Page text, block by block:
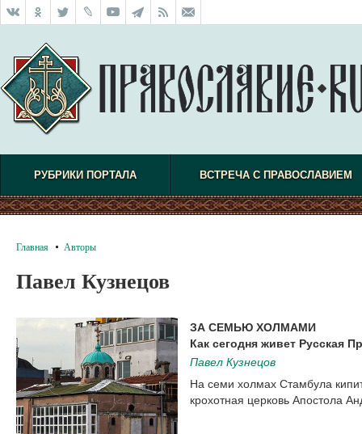
РУБРИКИ ПОРТАЛА ВСТРЕЧА С ПРАВОСЛАВИЕМ
Главная Авторы
Павел Кузнецов
ЗА СЕМЬЮ ХОЛМАМИ
Как сегодня живет Русская
Павел Кузнецов
На семи холмах Стамбула
крохотная церковь Апостола